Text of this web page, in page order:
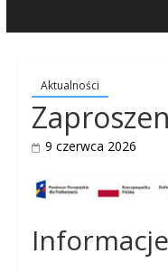
Aktualności
9 czerwca 2026